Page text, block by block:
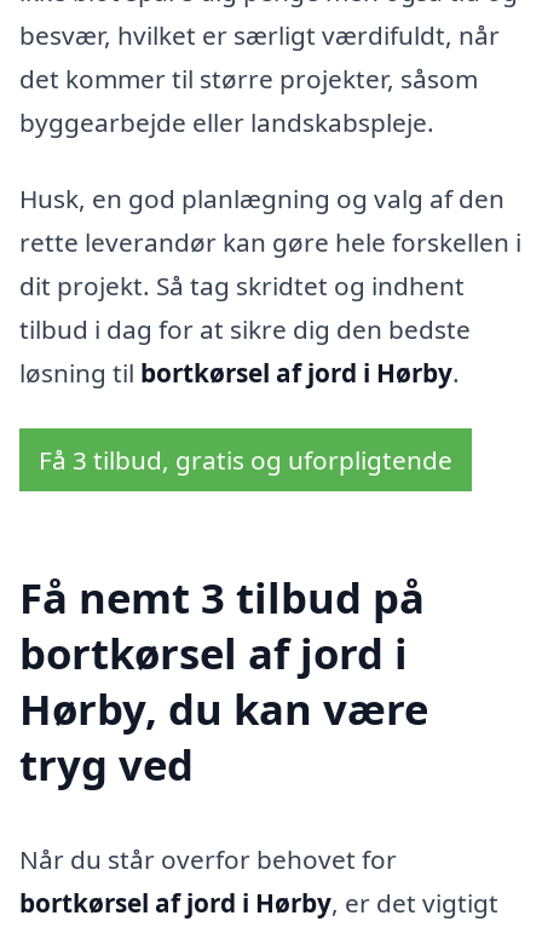
besvær, hvilket er særligt værdifuldt, når
det kommer til større projekter, såsom
byggearbejde eller landskabspleje.
Husk, en god planlægning og valg af den
rette leverandør kan gøre hele forskellen i
dit projekt. Så tag skridtet og indhent
tilbud i dag for at sikre dig den bedste
løsning til bortkørsel af jord i Hørby.
Få 3 tilbud, gratis og uforpligtende
Få nemt 3 tilbud på
bortkørsel af jord i
Hørby, du kan være
tryg ved
Når du står overfor behovet for
bortkørsel af jord i Hørby, er det vigtigt